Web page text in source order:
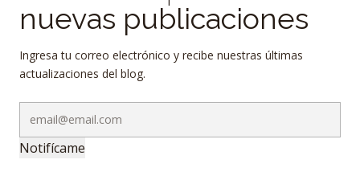
nuevas publicaciones
Ingresa tu correo electrónico y recibe nuestras últimas
actualizaciones del blog.
Notifícame